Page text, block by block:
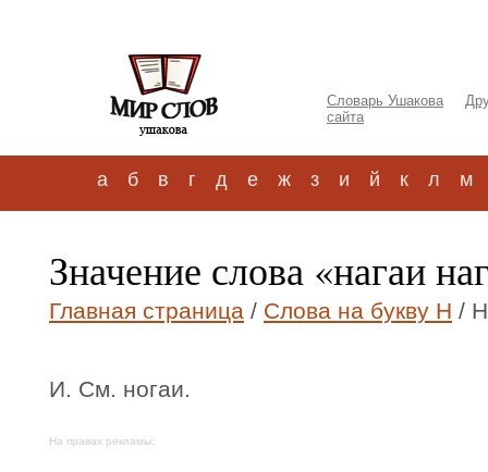
Словарь Ушакова
сайта
а б в г д е ж з и й к л м
Значение слова «нагаи
Главная страница / Слова на букву Н /
И. См. ногаи.
На правах рекламы: